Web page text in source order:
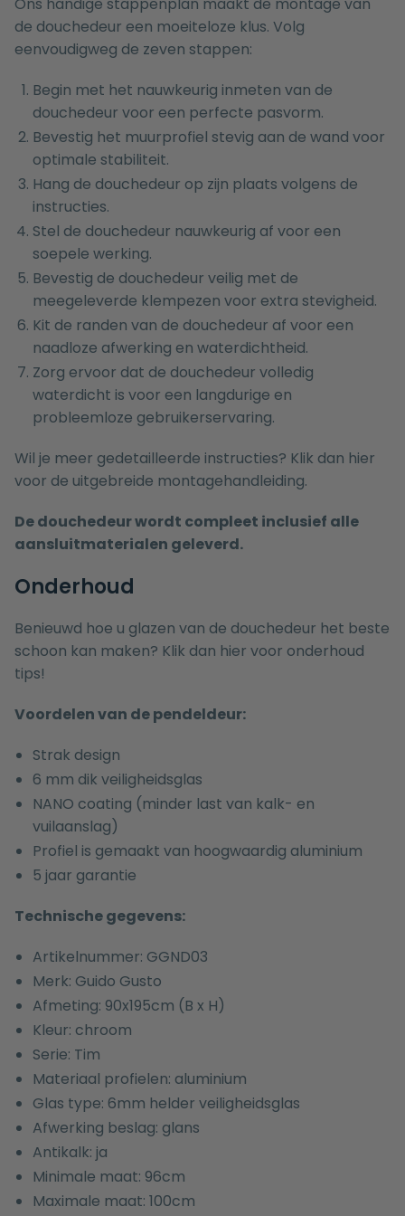
Ons handige stappenplan maakt de montage van
de douchedeur een moeiteloze klus. Volg
eenvoudigweg de zeven stappen:
Begin met het nauwkeurig inmeten van de
douchedeur voor een perfecte pasvorm.
Bevestig het muurprofiel stevig aan de wand voor
optimale stabiliteit.
Hang de douchedeur op zijn plaats volgens de
instructies.
Stel de douchedeur nauwkeurig af voor een
soepele werking.
Bevestig de douchedeur veilig met de
meegeleverde klempezen voor extra stevigheid.
Kit de randen van de douchedeur af voor een
naadloze afwerking en waterdichtheid.
Zorg ervoor dat de douchedeur volledig
waterdicht is voor een langdurige en
probleemloze gebruikerservaring.
Wil je meer gedetailleerde instructies? Klik dan hier
voor de uitgebreide montagehandleiding.
De douchedeur wordt compleet inclusief alle
aansluitmaterialen geleverd.
Onderhoud
Benieuwd hoe u glazen van de douchedeur het beste
schoon kan maken? Klik dan hier voor onderhoud
tips!
Voordelen van de pendeldeur:
Strak design
6 mm dik veiligheidsglas
NANO coating (minder last van kalk- en
vuilaanslag)
Profiel is gemaakt van hoogwaardig aluminium
5 jaar garantie
Technische gegevens:
Artikelnummer: GGND03
Merk: Guido Gusto
Afmeting: 90x195cm (B x H)
Kleur: chroom
Serie: Tim
Materiaal profielen: aluminium
Glas type: 6mm helder veiligheidsglas
Afwerking beslag: glans
Antikalk: ja
Minimale maat: 96cm
Maximale maat: 100cm